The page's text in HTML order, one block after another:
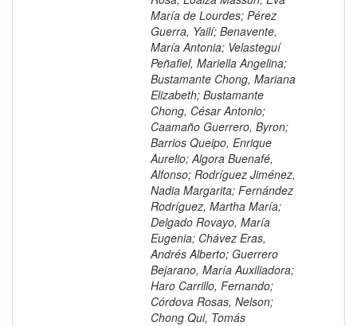
María de Lourdes; Pérez
Guerra, Yailí; Benavente,
María Antonia; Velasteguí
Peñafiel, Mariella Angelina;
Bustamante Chong, Mariana
Elizabeth; Bustamante
Chong, César Antonio;
Caamaño Guerrero, Byron;
Barrios Queipo, Enrique
Aurelio; Algora Buenafé,
Alfonso; Rodríguez Jiménez,
Nadia Margarita; Fernández
Rodríguez, Martha María;
Delgado Rovayo, María
Eugenia; Chávez Eras,
Andrés Alberto; Guerrero
Bejarano, María Auxiliadora;
Haro Carrillo, Fernando;
Córdova Rosas, Nelson;
Chong Qui, Tomás